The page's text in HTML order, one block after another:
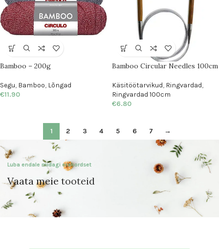
Bamboo – 200g
Segu, Bamboo, Lõngad
€11.90
Bamboo Circular Needles 100cm
Käsitöötarvikud, Ringvardad,
Ringvardad 100cm
€6.80
1 2 3 4 5 6 7 →
Luba endale midagi erakordset
Vaata meie tooteid